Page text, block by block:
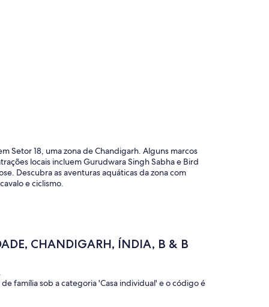
Setor 18, uma zona de Chandigarh. Alguns marcos
locais incluem Gurudwara Singh Sabha e Bird
Descubra as aventuras aquáticas da zona com
e ciclismo.
CHANDIGARH, ÍNDIA, B & B
família sob a categoria 'Casa individual' e o código é